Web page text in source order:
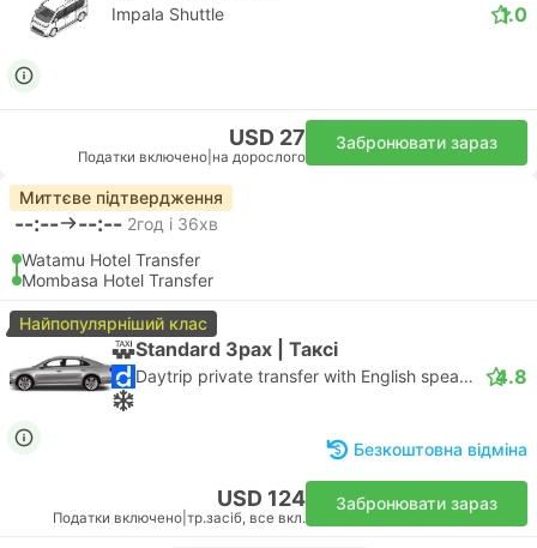
Impala Shuttle 1.0
USD 27
Податки включено на дорослого
Забронювати зараз
Миттєве підтвердження
--:-- --:-- 2год і 36хв
Watamu Hotel Transfer
Mombasa Hotel Transfer
Найпопулярніший клас
Standard 3pax | Таксі
Daytrip private transfer with English speaking driver 4.8
Безкоштовна відміна
USD 124
Податки включено тр.засіб, все вкл.
Забронювати зараз